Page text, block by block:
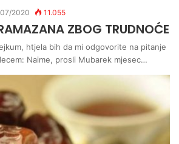
2020 11.055
ZBOG TRUDNOĆE
htjela bih da mi odgovorite na pitanje
Naime, prosli Mubarek mjesec…